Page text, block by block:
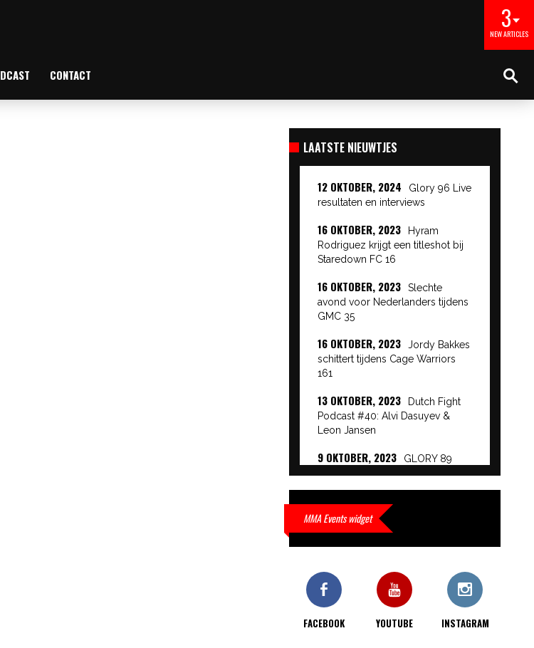
3
NEW ARTICLES
CONTACT
LAATSTE NIEUWTJES
12 OKTOBER, 2024
Glory 96 Live
resultaten en interviews
16 OKTOBER, 2023
Hyram
Rodriguez krijgt een titleshot bij
Staredown FC 16
16 OKTOBER, 2023
Slechte
avond voor Nederlanders tijdens
GMC 35
16 OKTOBER, 2023
Jordy Bakkes
schittert tijdens Cage Warriors
161
13 OKTOBER, 2023
Dutch Fight
Podcast #40: Alvi Dasuyev &
Leon Jansen
9 OKTOBER, 2023
GLORY 89
Beatdown 9 Event Results
interviews hier
9 OKTOBER, 2023
Alvi Dasuyev
gemaakt is…
MMA Events widget
FACEBOOK YOUTUBE INSTAGRAM